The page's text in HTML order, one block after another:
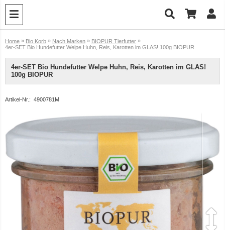
Home » Bio Korb » Nach Marken » BIOPUR Tierfutter »
4er-SET Bio Hundefutter Welpe Huhn, Reis, Karotten im GLAS! 100g BIOPUR
4er-SET Bio Hundefutter Welpe Huhn, Reis, Karotten im GLAS!
100g BIOPUR
Artikel-Nr.: 4900781M